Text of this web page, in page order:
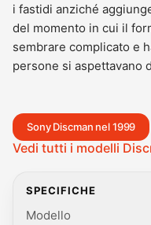
i fastidi anziché
del momento in cui il
sembrare complicato e
persone si aspettavano
Sony Discman nel 1999
Vedi tutti i modelli
SPECIFICHE
Modello